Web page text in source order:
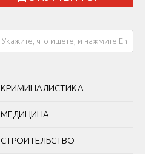
КРИМИНАЛИСТИКА
МЕДИЦИНА
СТРОИТЕЛЬСТВО